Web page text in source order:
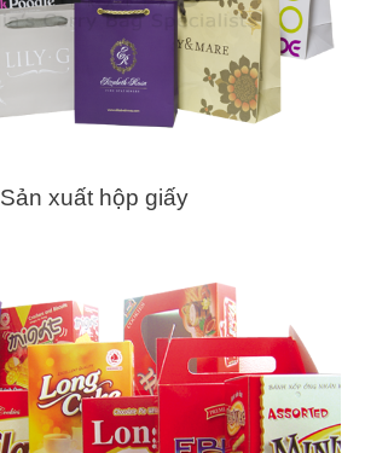
Sản xuất hộp giấy